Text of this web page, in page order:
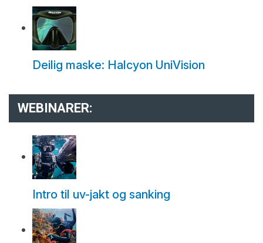
Deilig maske: Halcyon UniVision
WEBINARER:
Intro til uv-jakt og sanking